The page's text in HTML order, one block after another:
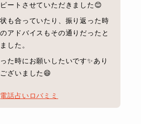
ートさせていただきました😊
も合っていたり、振り返った時
アドバイスもその通りだったと
した。
た時にお願いしたいです✨あり
ざいました😄
電話占いロバミミ